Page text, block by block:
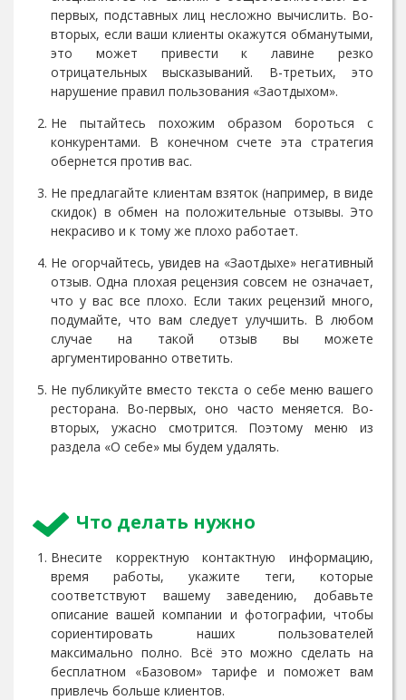
первых, подставных лиц несложно вычислить. Во-
вторых, если ваши клиенты окажутся обманутыми,
это может привести к лавине резко
отрицательных высказываний. В-третьих, это
нарушение правил пользования «Заотдыхом».
Не пытайтесь похожим образом бороться с
конкурентами. В конечном счете эта стратегия
обернется против вас.
Не предлагайте клиентам взяток (например, в виде
скидок) в обмен на положительные отзывы. Это
некрасиво и к тому же плохо работает.
Не огорчайтесь, увидев на «Заотдыхе» негативный
отзыв. Одна плохая рецензия совсем не означает,
что у вас все плохо. Если таких рецензий много,
подумайте, что вам следует улучшить. В любом
случае на такой отзыв вы можете
аргументированно ответить.
Не публикуйте вместо текста о себе меню вашего
ресторана. Во-первых, оно часто меняется. Во-
вторых, ужасно смотрится. Поэтому меню из
раздела «О себе» мы будем удалять.
Что делать нужно
Внесите корректную контактную информацию,
время работы, укажите теги, которые
соответствуют вашему заведению, добавьте
описание вашей компании и фотографии, чтобы
сориентировать наших пользователей
максимально полно. Всё это можно сделать на
бесплатном «Базовом» тарифе и поможет вам
привлечь больше клиентов.